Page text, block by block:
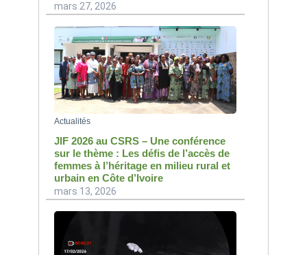
mars 27, 2026
Actualités
JIF 2026 au CSRS – Une conférence
sur le thème : Les défis de l’accès de
femmes à l’héritage en milieu rural et
urbain en Côte d’Ivoire
mars 13, 2026